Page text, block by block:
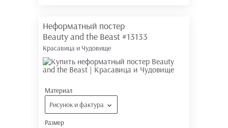
Неформатный постер
Beauty and the Beast #13133
Красавица и Чудовище
Материал
Рисунок и фактура
Размер